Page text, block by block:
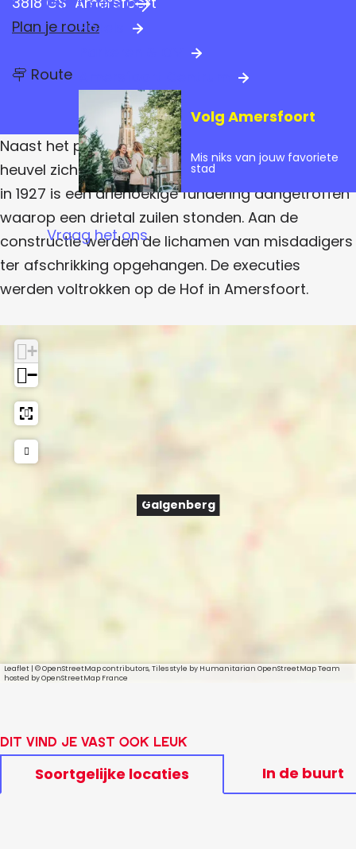
Hotels
Volg Amersfoort
Mis niks van jouw favoriete
stad
Vraag het ons
Plan je routen
a
l
g
e
n
b
e
Routen
a
G
a
l
g
e
n
b
e
r
g
Naast het parkeerterrein bij de watertoren is een
heuvel zichtbaar (47,6 m+NAP). Bij een opgraving
in 1927 is een driehoekige fundering aangetroffen
waarop een drietal zuilen stonden. Aan de
constructie werden de lichamen van misdadigers
ter afschrikking opgehangen. De executies
werden voltrokken op de Hof in Amersfoort.
Galgenberg
+
−
Leaflet | © OpenStreetMap contributors, Tiles style by Humanitarian OpenStreetMap Team
hosted by OpenStreetMap France
Dit vind je vast ook leuk
Soortgelijke locaties In de buurt